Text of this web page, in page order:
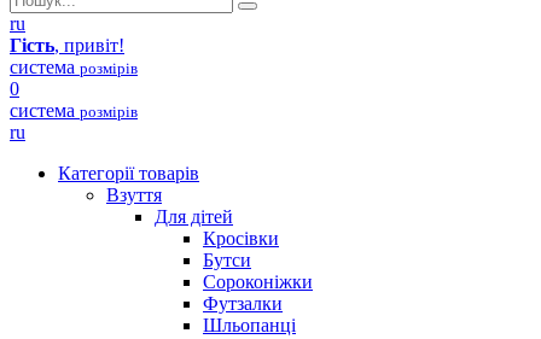
ru
Гість, привіт!
система розмірів
0
система розмірів
ru
Категорії товарів
Взуття
Для дітей
Кросівки
Бутси
Сороконіжки
Футзалки
Шльопанці